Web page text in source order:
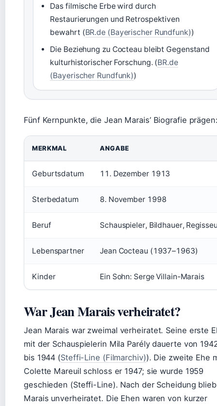
Das filmische Erbe wird durch
Restaurierungen und Retrospektiven
bewahrt (BR.de (Bayerischer Rundfunk))
Die Beziehung zu Cocteau bleibt Gegenstand
kulturhistorischer Forschung. (BR.de
(Bayerischer Rundfunk))
Fünf Kernpunkte, die Jean Marais’ Biografie
MERKMAL ANGABE
Geburtsdatum 11. Dezember 1913
Sterbedatum 8. November 1998
Beruf Schauspieler, Bildhauer,
Lebenspartner Jean Cocteau (1937–1963)
Kinder Ein Sohn: Serge Villain-Marais
War Jean Marais verheiratet?
Jean Marais war zweimal verheiratet. Seine erste
mit der Schauspielerin Mila Parély dauerte von
bis 1944 (Steffi-Line (Filmarchiv)). Die zweite Ehe
Colette Mareuil schloss er 1947; sie wurde 1959
geschieden (Steffi-Line). Nach der Scheidung blieb
Marais unverheiratet. Die Ehen waren von kurzer